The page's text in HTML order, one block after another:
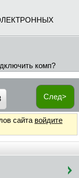
ЭЛЕКТРОННЫХ
комп?
След>
сайта войдите